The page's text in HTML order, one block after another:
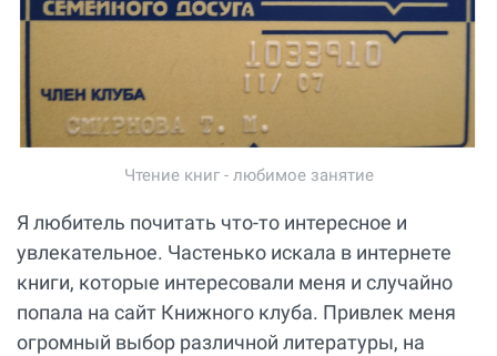
Чтение книг - любимое занятие
Я любитель почитать что-то интересное и
увлекательное. Частенько искала в интернете
книги, которые интересовали меня и случайно
попала на сайт Книжного клуба. Привлек меня
огромный выбор различной литературы, на